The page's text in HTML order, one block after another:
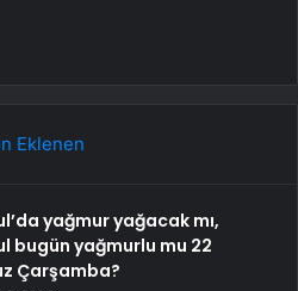
Eklenen
yağmur yağacak mı,
bugün yağmurlu mu 22
Çarşamba?